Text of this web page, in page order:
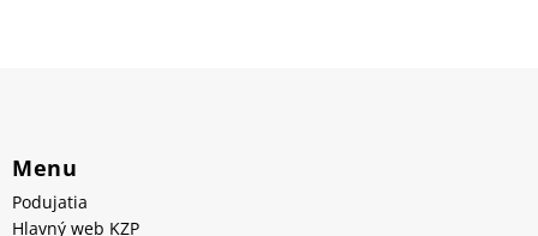
Menu
Podujatia
Hlavný web KZP